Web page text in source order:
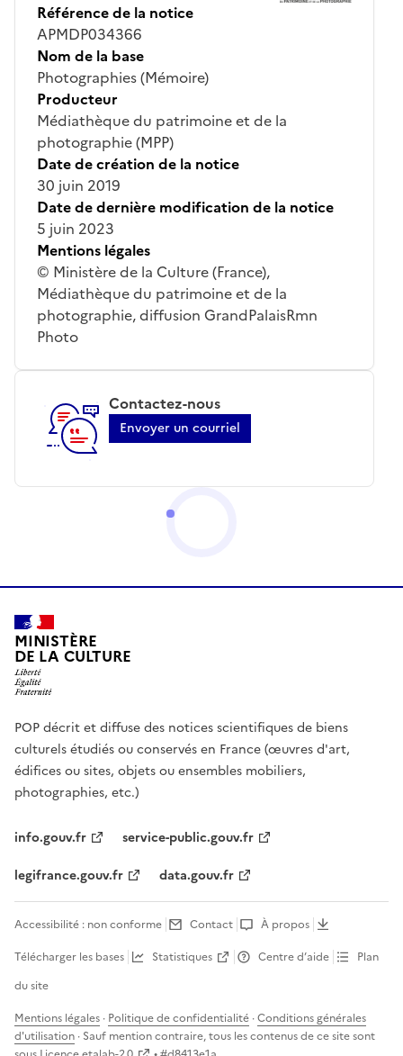
Référence de la notice
APMDP034366
Nom de la base
Photographies (Mémoire)
Producteur
Médiathèque du patrimoine et de la
photographie (MPP)
Date de création de la notice
30 juin 2019
Date de dernière modification de la notice
5 juin 2023
Mentions légales
© Ministère de la Culture (France),
Médiathèque du patrimoine et de la
photographie, diffusion GrandPalaisRmn
Photo
Contactez-nous
Envoyer un courriel
MINISTÈRE
DE LA CULTURE
POP décrit et diffuse des notices scientifiques de biens
culturels étudiés ou conservés en France (œuvres d'art,
édifices ou sites, objets ou ensembles mobiliers,
photographies, etc.)
info.gouv.fr
service-public.gouv.fr
legifrance.gouv.fr
data.gouv.fr
Accessibilité : non conforme Contact
À propos
Télécharger les bases
Statistiques Centre d’aide
Plan
du site
Mentions légales · Politique de confidentialité ·Conditions générales
d'utilisation · Sauf mention contraire, tous les contenus de ce site sont